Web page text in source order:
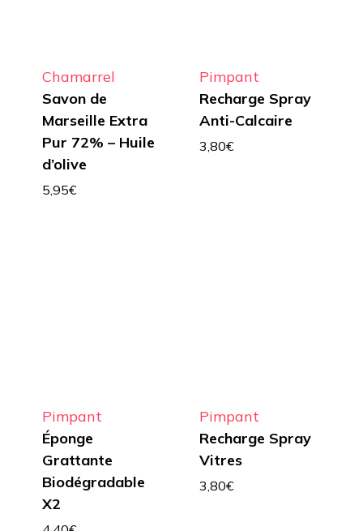
Chamarrel
Savon de
Marseille Extra
Pur 72% – Huile
d’olive
5,95€
Pimpant
Recharge Spray
Anti-Calcaire
3,80€
Pimpant
Éponge
Grattante
Biodégradable
X2
Pimpant
Recharge Spray
Vitres
3,80€